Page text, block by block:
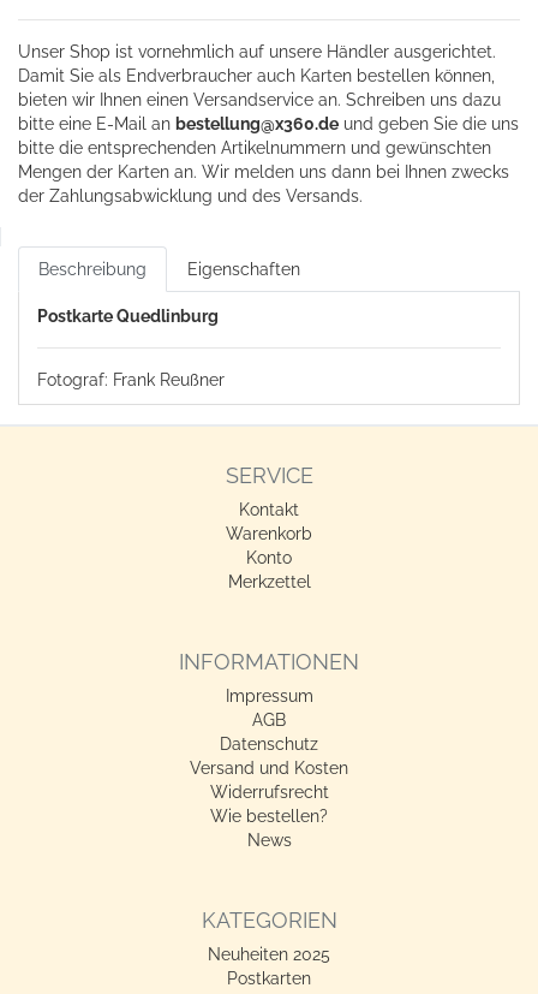
Unser Shop ist vornehmlich auf unsere Händler ausgerichtet.
Damit Sie als Endverbraucher auch Karten bestellen können,
bieten wir Ihnen einen Versandservice an. Schreiben uns dazu
bitte eine E-Mail an bestellung@x360.de und geben Sie die uns
bitte die entsprechenden Artikelnummern und gewünschten
Mengen der Karten an. Wir melden uns dann bei Ihnen zwecks
der Zahlungsabwicklung und des Versands.
Beschreibung Eigenschaften
Postkarte Quedlinburg
Fotograf: Frank Reußner
SERVICE
Kontakt
Warenkorb
Konto
Merkzettel
INFORMATIONEN
Impressum
AGB
Datenschutz
Versand und Kosten
Widerrufsrecht
Wie bestellen?
News
KATEGORIEN
Neuheiten 2025
Postkarten